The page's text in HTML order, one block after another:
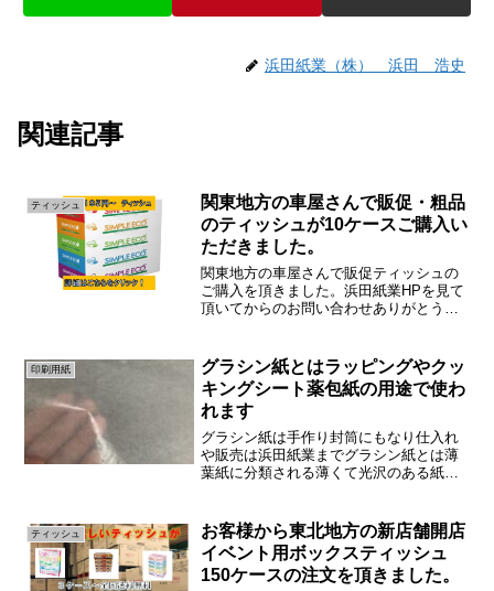
浜田紙業（株） 浜田 浩史
関連記事
ティッシュ
関東地方の車屋さんで販促・粗品
のティッシュが10ケースご購入い
ただきました。
関東地方の車屋さんで販促ティッシュの
ご購入を頂きました。浜田紙業HPを見て
頂いてからのお問い合わせありがとうご
です！なんと全国送料無料３ケース～そ
して今年に入ってからの...
印刷用紙
グラシン紙とはラッピングやクッ
キングシート薬包紙の用途で使わ
れます
グラシン紙は手作り封筒にもなり仕入れ
や販売は浜田紙業までグラシン紙とは薄
葉紙に分類される薄くて光沢のある紙で
して使用されるグラシン紙について解説
します！グラシン紙とはグ...
ティッシュ
お客様から東北地方の新店舗開店
イベント用ボックスティッシュ
150ケースの注文を頂きました。